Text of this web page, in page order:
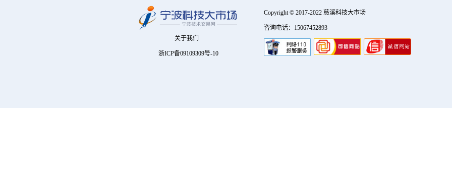
关于我们
浙ICP备09109309号-10
Copyright © 2017-2022 慈溪科技大市场
咨询电话：15067452893